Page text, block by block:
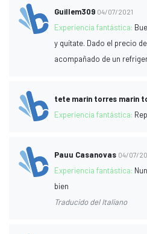
Guillem309 04/07/2021
Experiencia fantástica:
y quítate. Dado el precio
acompañado de un
tete marin torres marin
Experiencia fantástica:
Pauu Casanovas 04/07/
Experiencia fantástica:
bien
Traducido del Italiano